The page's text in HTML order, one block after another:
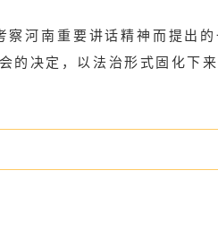
河南重要讲话精神而提出
的决定，以法治形式固化下